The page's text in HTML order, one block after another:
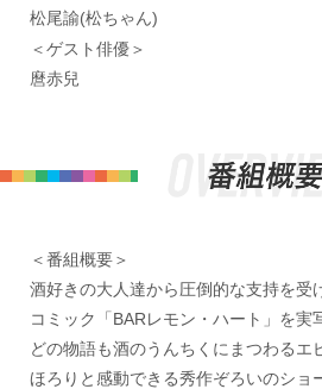
松尾諭(松ちゃん)
＜ゲスト俳優＞
麿赤兒
＜番組概要＞
酒好きの大人達から圧倒的な支持を受
コミック「BARレモン・ハート」を実
どの物語も酒のうんちくにまつわるエ
ほろりと感動できる秀作ぞろいのシ